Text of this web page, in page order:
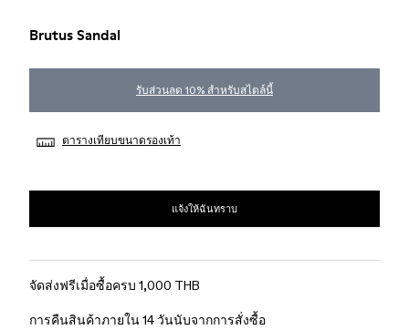
Brutus Sandal
รับส่วนลด 10% สำหรับสไตล์นี้
ตารางเทียบขนาดรองเท้า
แจ้งให้ฉันทราบ
จัดส่งฟรีเมื่อซื้อครบ 1,000 THB
การคืนสินค้าภายใน 14 วันนับจากการสั่งซื้อ